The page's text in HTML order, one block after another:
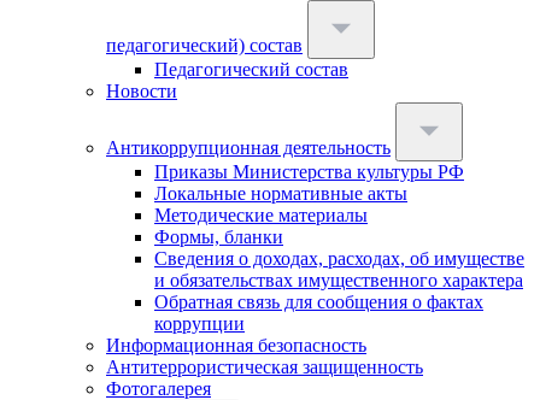
педагогический) состав
Педагогический состав
Новости
Антикоррупционная деятельность
Приказы Министерства культуры РФ
Локальные нормативные акты
Методические материалы
Формы, бланки
Сведения о доходах, расходах, об имуществе
и обязательствах имущественного характера
Обратная связь для сообщения о фактах
коррупции
Информационная безопасность
Антитеррористическая защищенность
Фотогалерея